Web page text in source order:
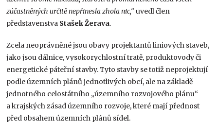
zúčastněných určitě nepřinesla zhola nic,“uvedl člen
představenstva Stašek Žerava.
Zcela neoprávněné jsou obavy projektantů liniových staveb,
jako jsou dálnice, vysokorychlostní tratě, produktovody či
energetické páteřní stavby. Tyto stavby se totiž neprojektují
podle územních plánů jednotlivých obcí, ale na základě
jednotného celostátního „územního rozvojového plánu“
a krajských zásad územního rozvoje, které mají přednost
před obsahem územních plánů sídel.